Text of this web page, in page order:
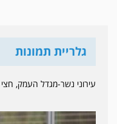
גלריית תמונות
עירוני נשר-מגדל העמק, חצי